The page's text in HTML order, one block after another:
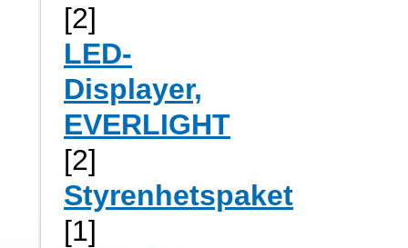
[2]
LED-
Displayer,
EVERLIGHT
[2]
Styrenhetspaket
[1]